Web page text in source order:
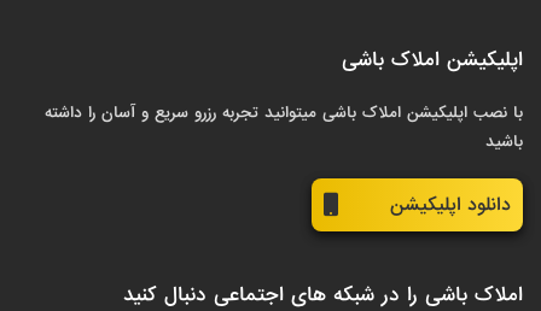
اپلیکیشن املاک باشی
با نصب اپلیکیشن املاک باشی میتوانید تجربه رزرو سریع و آسان را داشته
باشید
دانلود اپلیکیشن
املاک باشی را در شبکه های اجتماعی دنبال کنید